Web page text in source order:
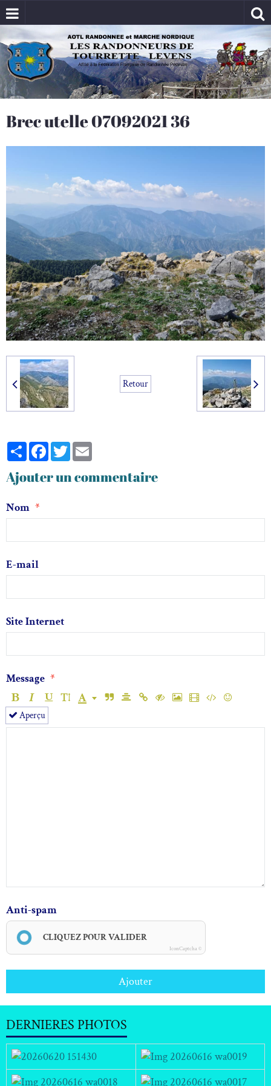
Brec utelle 07092021 36
Retour
PartagerFacebook
Twitter
Ajouter un commentaire
Nom
E-mail
Site Internet
Message
Aperçu
Anti-spam
CLIQUEZ POUR VALIDER
IconCaptcha ©
Ajouter
DERNIERES PHOTOS